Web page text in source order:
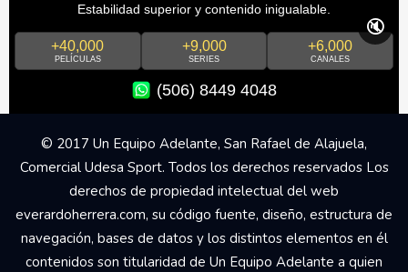
Estabilidad superior y contenido inigualable.
+40,000
PELÍCULAS
+9,000
SERIES
+6,000
CANALES
(506) 8449 4048
🔇
© 2017 Un Equipo Adelante, San Rafael de Alajuela,
Comercial Udesa Sport. Todos los derechos reservados Los
derechos de propiedad intelectual del web
everardoherrera.com, su código fuente, diseño, estructura de
navegación, bases de datos y los distintos elementos en él
contenidos son titularidad de Un Equipo Adelante a quien